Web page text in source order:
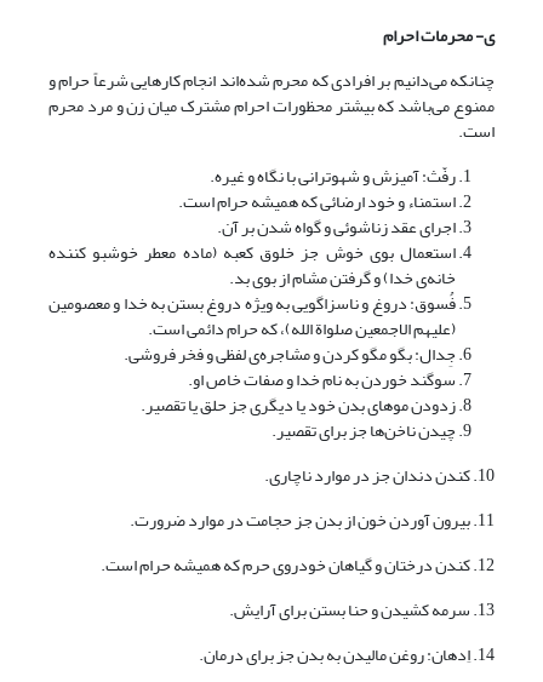
ی- محرمات احرام
چنانکه می‌دانیم بر افرادی که محرم شده‌اند انجام کارهایی شرعاً حرام و
ممنوع می‌باشد که بیشتر محظورات احرام مشترک میان زن و مرد محرم
است.
رفّث: آمیزش و شهوترانی با نگاه و غیره.
استمناء و خود ارضائی که همیشه حرام است.
اجرای عقد زناشوئی و گواه شدن بر آن.
استعمال بوی خوش جز خلوق کعبه (ماده معطر خوشبو کننده
خانه‌ی خدا) و گرفتن مشام از بوی بد.
فُسوق: دروغ و ناسزاگویی به ویژه دروغ بستن به خدا و معصومین
(علیهم الاجمعین صلواة الله)، که حرام دائمی است.
جِدال: بگو مگو کردن و مشاجره‌ی لفظی و فخر فروشی.
سوگند خوردن به نام خدا و صفات خاص او.
زدودن موهای بدن خود یا دیگری جز حلق یا تقصیر.
چیدن ناخن‌ها جز برای تقصیر.
10. کندن دندان جز در موارد ناچاری.
11. بیرون آوردن خون از بدن جز حجامت در موارد ضرورت.
12. کندن درختان و گیاهان خودروی حرم که همیشه حرام است.
13. سرمه کشیدن و حنا بستن برای آرایش.
14. اِدهان: روغن مالیدن به بدن جز برای درمان.